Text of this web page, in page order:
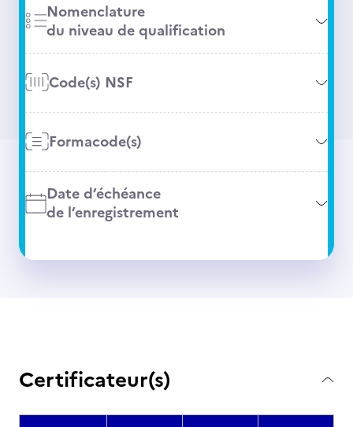
Nomenclature
du niveau de qualification
Code(s) NSF
Formacode(s)
Date d’échéance
de l’enregistrement
Certificateur(s)